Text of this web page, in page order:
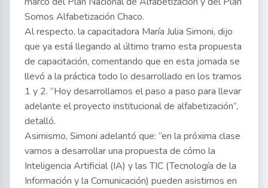
Somos Alfabetización Chaco.
Al respecto, la capacitadora María Julia Simoni, dijo
que ya está llegando al último tramo esta propuesta
de capacitación, comentando que en esta jornada se
llevó a la práctica todo lo desarrollado en los tramos
1 y 2. “Hoy desarrollamos el paso a paso para llevar
adelante el proyecto institucional de alfabetización”,
detalló.
Asimismo, Simoni adelantó que: “en la próxima clase
vamos a desarrollar una propuesta de cómo la
Inteligencia Artificial (IA) y las TIC (Tecnología de la
Información y la Comunicación) pueden asistirnos en